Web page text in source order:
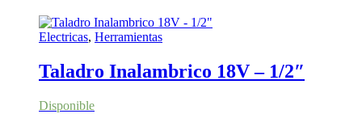
Electricas, Herramientas
Taladro Inalambrico 18V – 1/2″
Disponible